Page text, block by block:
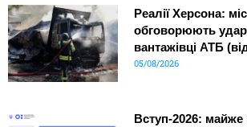
Реалії Херсона:
обговорюють
вантажівці АТБ
05/08/2026
Вступ-2026: майже